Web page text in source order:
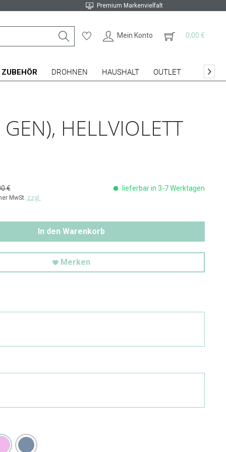
Premium Markenvielfalt
Mein Konto 0,00 €
ZUBEHÖR DROHNEN HAUSHALT OUTLET 
HELLVIOLETT
€
MwSt. zzgl.
lieferbar in 3-7 Werktagen
In den Warenkorb
Merken